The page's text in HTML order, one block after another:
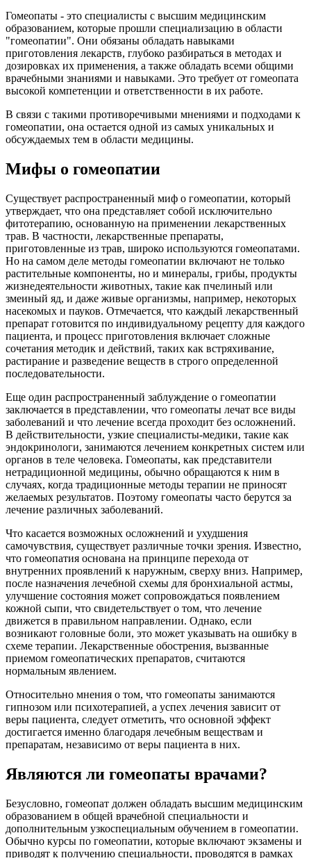
Гомеопаты - это специалисты с высшим медицинским
образованием, которые прошли специализацию в области
"гомеопатии". Они обязаны обладать навыками
приготовления лекарств, глубоко разбираться в методах и
дозировках их применения, а также обладать всеми общими
врачебными знаниями и навыками. Это требует от гомеопата
высокой компетенции и ответственности в их работе.
В связи с такими противоречивыми мнениями и подходами к
гомеопатии, она остается одной из самых уникальных и
обсуждаемых тем в области медицины.
Мифы о гомеопатии
Существует распространенный миф о гомеопатии, который
утверждает, что она представляет собой исключительно
фитотерапию, основанную на применении лекарственных
трав. В частности, лекарственные препараты,
приготовленные из трав, широко используются гомеопатами.
Но на самом деле методы гомеопатии включают не только
растительные компоненты, но и минералы, грибы, продукты
жизнедеятельности животных, такие как пчелиный или
змеиный яд, и даже живые организмы, например, некоторых
насекомых и пауков. Отмечается, что каждый лекарственный
препарат готовится по индивидуальному рецепту для каждого
пациента, и процесс приготовления включает сложные
сочетания методик и действий, таких как встряхивание,
растирание и разведение веществ в строго определенной
последовательности.
Еще один распространенный заблуждение о гомеопатии
заключается в представлении, что гомеопаты лечат все виды
заболеваний и что лечение всегда проходит без осложнений.
В действительности, узкие специалисты-медики, такие как
эндокринологи, занимаются лечением конкретных систем или
органов в теле человека. Гомеопаты, как представители
нетрадиционной медицины, обычно обращаются к ним в
случаях, когда традиционные методы терапии не приносят
желаемых результатов. Поэтому гомеопаты часто берутся за
лечение различных заболеваний.
Что касается возможных осложнений и ухудшения
самочувствия, существует различные точки зрения. Известно,
что гомеопатия основана на принципе перехода от
внутренних проявлений к наружным, сверху вниз. Например,
после назначения лечебной схемы для бронхиальной астмы,
улучшение состояния может сопровождаться появлением
кожной сыпи, что свидетельствует о том, что лечение
движется в правильном направлении. Однако, если
возникают головные боли, это может указывать на ошибку в
схеме терапии. Лекарственные обострения, вызванные
приемом гомеопатических препаратов, считаются
нормальным явлением.
Относительно мнения о том, что гомеопаты занимаются
гипнозом или психотерапией, а успех лечения зависит от
веры пациента, следует отметить, что основной эффект
достигается именно благодаря лечебным веществам и
препаратам, независимо от веры пациента в них.
Являются ли гомеопаты врачами?
Безусловно, гомеопат должен обладать высшим медицинским
образованием в общей врачебной специальности и
дополнительным узкоспециальным обучением в гомеопатии.
Обычно курсы по гомеопатии, которые включают экзамены и
приводят к получению специальности, проводятся в рамках